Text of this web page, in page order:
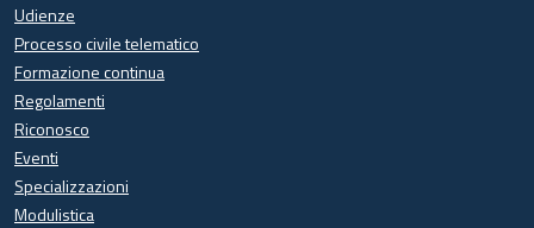
Udienze
Processo civile telematico
Formazione continua
Regolamenti
Riconosco
Eventi
Specializzazioni
Modulistica